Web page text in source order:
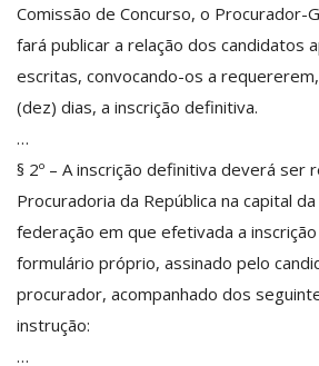
Comissão de Concurso, o Procurador-
fará publicar a relação dos candidatos
escritas, convocando-os a
(dez) dias, a inscrição definitiva.
…
§ 2º – A inscrição definitiva deverá ser
Procuradoria da República na capital
federação em que efetivada a
formulário próprio, assinado pelo
procurador, acompanhado dos
instrução:
…